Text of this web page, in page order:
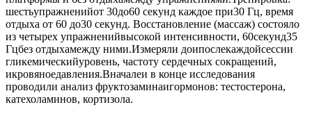
шестьупражненийот 30до60 секунд каждое при30 Гц, время
отдыха от 60 до30 секунд. Восстановление (массаж) состояло
из четырех упражненийвысокой интенсивности, 60секунд35
Гцбез отдыхамежду ними.Измеряли доипослекаждойсессии
гликемическийуровень, частоту сердечных сокращений,
икровяноедавления.Вначалеи в конце исследования
проводили анализ фруктозаминаигормонов: тестостерона,
катехоламинов, кортизола.